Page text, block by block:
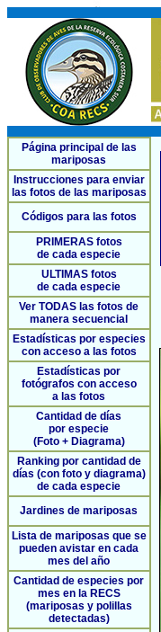
Página principal de las
mariposas
Instrucciones para enviar
las fotos de las mariposas
Códigos para las fotos
PRIMERAS fotos
de cada especie
ULTIMAS fotos
de cada especie
Ver TODAS las fotos de
manera secuencial
Estadísticas por especies
con acceso a las fotos
Estadísticas por
fotógrafos con acceso
a las fotos
Cantidad de días
por especie
(Foto + Diagrama)
Ranking por cantidad de
días (con foto y diagrama)
de cada especie
Jardines de mariposas
Lista de mariposas que se
pueden avistar en cada
mes del año
Cantidad de especies por
mes en la RECS
(mariposas y polillas
detectadas)